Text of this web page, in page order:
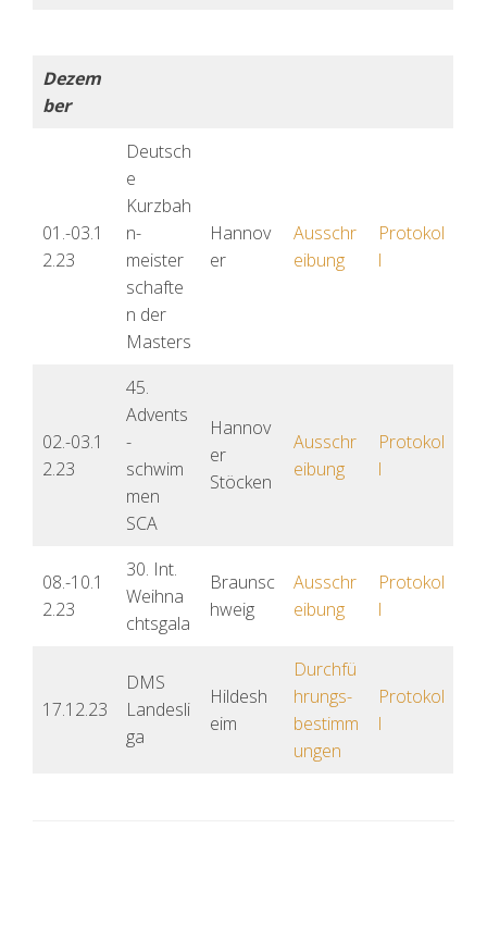
Dezem
ber
01.-03.1
2.23
Deutsch
e
Kurzbah
n-
meister
schafte
n der
Masters
Hannov
er
Ausschr
eibung
Protokol
l
02.-03.1
2.23
45.
Advents
-
schwim
men
SCA
Hannov
er
Stöcken
Ausschr
eibung
Protokol
l
08.-10.1
2.23
30. Int.
Weihna
chtsgala
Braunsc
hweig
Ausschr
eibung
Protokol
l
17.12.23
DMS
Landesli
ga
Hildesh
eim
Durchfü
hrungs-
bestimm
ungen
Protokol
l